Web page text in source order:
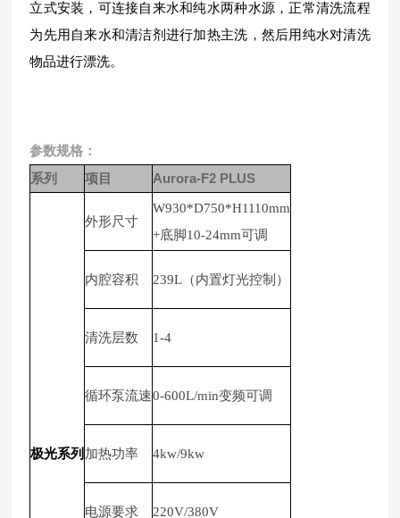
立式安装，可连接自来水和纯水两种水源，正常清洗流程
为先用自来水和清洁剂进行加热主洗，然后用纯水对清洗
物品进行漂洗。
参数规格：
系列 项目 Aurora-F2 PLUS
极光系列
外形尺寸
W930*D750*H1110mm
+底脚10-24mm可调
内腔容积 239L（内置灯光控制）
清洗层数 1-4
循环泵流速0-600L/min变频可调
加热功率 4kw/9kw
电源要求 220V/380V